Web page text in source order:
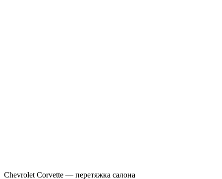
Chevrolet Corvette — перетяжка салона